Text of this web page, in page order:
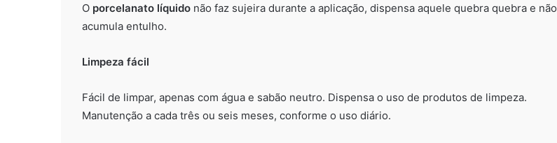
O porcelanato líquido não faz sujeira durante a aplicação, dispensa aquele quebra quebra e não
acumula entulho.
Limpeza fácil
Fácil de limpar, apenas com água e sabão neutro. Dispensa o uso de produtos de limpeza.
Manutenção a cada três ou seis meses, conforme o uso diário.